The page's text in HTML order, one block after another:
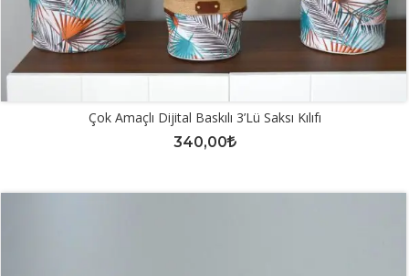
Çok Amaçlı Dijital Baskılı 3’lü Saksı Kılıfı
340,00